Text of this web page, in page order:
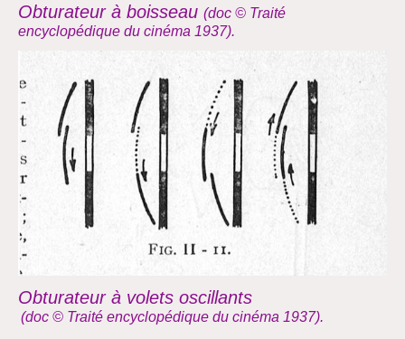
Obturateur à boisseau (doc © Traité
encyclopédique du cinéma 1937).
Obturateur à volets oscillants
(doc © Traité encyclopédique du cinéma 1937).